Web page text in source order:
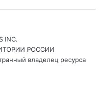
INC.
РОССИИ
владелец ресурса